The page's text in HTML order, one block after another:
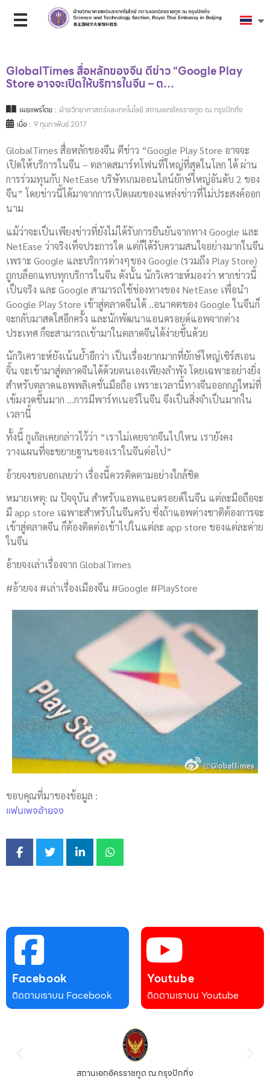
GlobalTimes สื่อหลักของจีน ตีข่าว “Google Play
Store อาจจะเปิดให้บริการในจีน – ต…
เผยแพร่โดย : ฝ่ายวิทยาศาสตร์และเทคโนโลยี สถานเอกอัครราชทูต ณ กรุงปักกิ่ง
เมื่อ : 9 กุมภาพันธ์ 2017
GlobalTimes สื่อหลักของจีน ตีข่าว “Google Play Store อาจจะ
เปิดให้บริการในจีน – ตลาดสมาร์ทโฟนที่ใหญ่ที่สุดในโลก ได้ ผ่าน
การร่วมทุนกับ NetEase บริษัทเกมออนไลน์ยักษ์ใหญ่อันดับ 2 ของ
จีน” โดยข่าวนี้ได้มาจากการเปิดเผยของแหล่งข่าวที่ไม่ประสงค์ออก
นาม
แม้ว่าจะเป็นเพียงข่าวที่ยังไม่ได้รับการยืนยันจากทาง Google และ
NetEase ว่าจริงเท็จประการใด แต่ก็ได้รับความสนใจอย่างมากในจีน
เพราะ Google และบริการต่างๆของ Google (รวมถึง Play Store)
ถูกบล็อกแทบทุกบริการในจีน ดังนั้น นักวิเคราะห์มองว่า หากข่าวนี้
เป็นจริง และ Google สามารถใช้ช่องทางของ NetEase เพื่อนำ
Google Play Store เข้าสู่ตลาดจีนได้ ..อนาคตของ Google ในจีนก็
จะกลับมาสดใสอีกครั้ง และนักพัฒนาแอนดรอยด์แอพจากต่าง
ประเทศ ก็จะสามารถเข้ามาในตลาดจีนได้ง่ายขึ้นด้วย
นักวิเคราะห์ยังเน้นย้ำอีกว่า เป็นเรื่องยากมากที่ยักษ์ใหญ่เซิร์สเอน
จิ้น จะเข้ามาสู่ตลาดจีนได้ด้วยตนเองเพียงลำพัง โดยเฉพาะอย่างยิ่ง
สำหรับตลาดแอพพลิเคชั่นมือถือ เพราะเวลานี้ทางจีนออกกฏใหม่ที่
เข้มงวดขึ้นมาก …การมีพาร์ทเนอร์ในจีน จึงเป็นสิ่งจำเป็นมากใน
เวลานี้
ทั้งนี้ กูเกิลเคยกล่าวไว้ว่า “เราไม่เคยจากจีนไปไหน เรายังคง
วางแผนที่จะขยายฐานของเราในจีนต่อไป”
อ้ายจงขอบอกเลยว่า เรื่องนี้ควรติดตามอย่างใกล้ชิด
หมายเหตุ: ณ ปัจจุบัน สำหรับแอพแอนดรอยด์ในจีน แต่ละมือถือจะ
มี app store เฉพาะสำหรับในจีนครับ ซึ่งถ้าแอพต่างชาติต้องการจะ
เข้าสู่ตลาดจีน ก็ต้องติดต่อเข้าไปในแต่ละ app store ของแต่ละค่าย
ในจีน
อ้ายจงเล่าเรื่องจาก GlobalTimes
#อ้ายจง #เล่าเรื่องเมืองจีน #Google #PlayStore
ขอบคุณที่มาของข้อมูล :
แฟนเพจอ้ายจง
Facebook
ติดตามเราบน Facebook
Youtube
ติดตามเราบน Youtube
สถานเอกอัครราชทูต ณ กรุงปักกิ่ง